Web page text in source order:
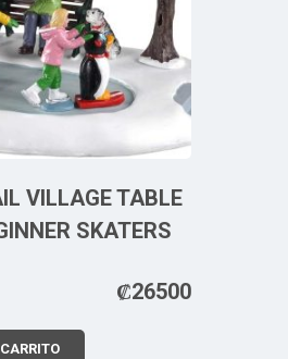
VILLAGE TABLE
SKATERS
₡26500